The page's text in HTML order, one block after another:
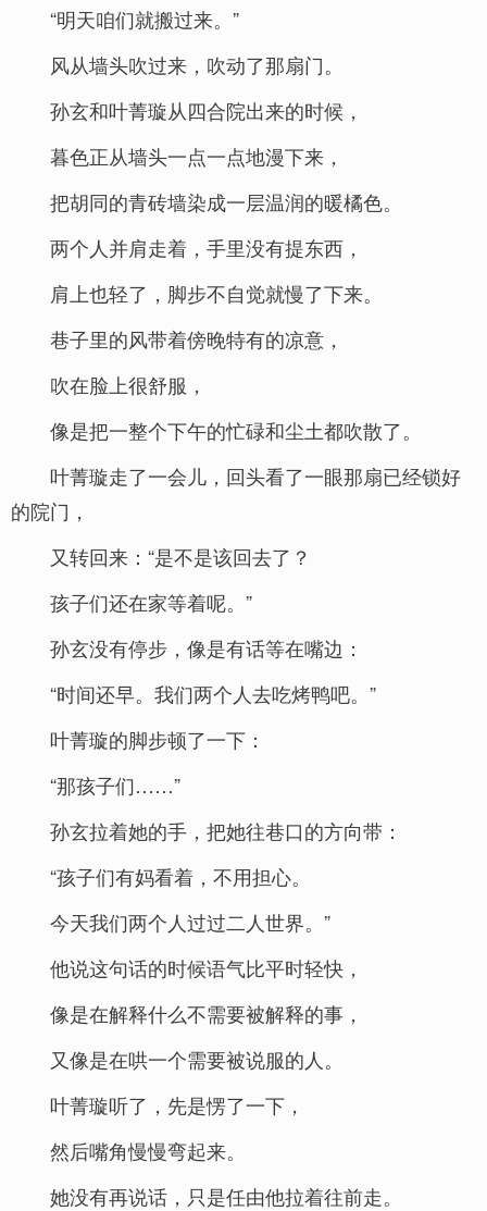
“明天咱们就搬过来。”
风从墙头吹过来，吹动了那扇门。
孙玄和叶菁璇从四合院出来的时候，
暮色正从墙头一点一点地漫下来，
把胡同的青砖墙染成一层温润的暖橘色。
两个人并肩走着，手里没有提东西，
肩上也轻了，脚步不自觉就慢了下来。
巷子里的风带着傍晚特有的凉意，
吹在脸上很舒服，
像是把一整个下午的忙碌和尘土都吹散了。
叶菁璇走了一会儿，回头看了一眼那扇已经锁好
的院门，
又转回来：“是不是该回去了？
孩子们还在家等着呢。”
孙玄没有停步，像是有话等在嘴边：
“时间还早。我们两个人去吃烤鸭吧。”
叶菁璇的脚步顿了一下：
“那孩子们……”
孙玄拉着她的手，把她往巷口的方向带：
“孩子们有妈看着，不用担心。
今天我们两个人过过二人世界。”
他说这句话的时候语气比平时轻快，
像是在解释什么不需要被解释的事，
又像是在哄一个需要被说服的人。
叶菁璇听了，先是愣了一下，
然后嘴角慢慢弯起来。
她没有再说话，只是任由他拉着往前走。